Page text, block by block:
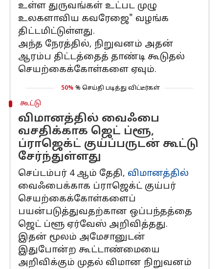
உள்ள துருவங்கள் உட்பட முழு
உலகளாவிய கவரேஜை" வழங்க
திட்டமிட்டுள்ளது.
அந்த நேரத்தில், நிறுவனம் அதன்
ஆரம்ப திட்டத்தைத் தாண்டி கூடுதல்
செயற்கைக்கோள்களை ஏவும்.
50% % செய்தி படித்து விட்டீர்கள்
கூட்டு
விமானத்தில் வைஃபை
வசதிக்காக ஜெட் ப்ளூ,
ப்ராஜெக்ட் குய்ப்பருடன் கூட்டு
சேர்ந்துள்ளது
செப்டம்பர் 4 ஆம் தேதி, விமானத்தில்
வைஃபைக்காக ப்ராஜெக்ட் குய்பர்
செயற்கைக்கோள்களைப்
பயன்படுத்துவதற்கான ஒப்பந்தத்தை
ஜெட் ப்ளூ ஏர்வேஸ் அறிவித்தது.
இதன் மூலம் அமேசானுடன்
இதுபோன்ற கூட்டாண்மையை
அறிவிக்கும் முதல் விமான நிறுவனம்